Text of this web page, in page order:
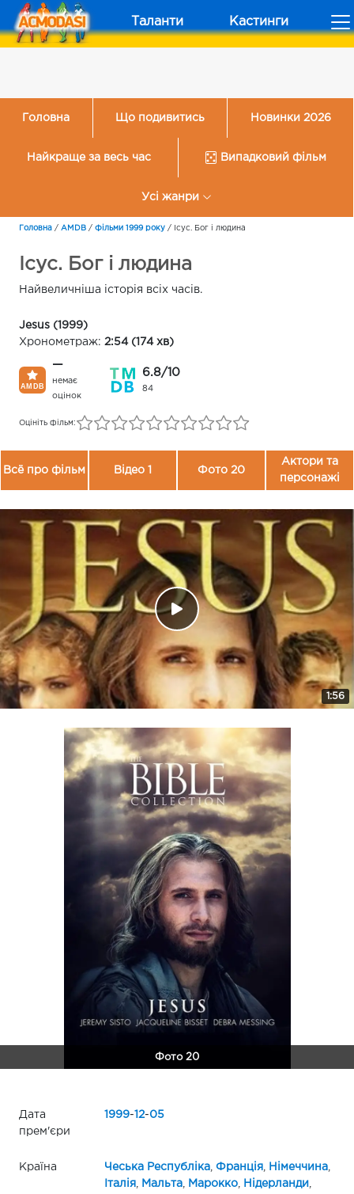
Таланти Кастинги
Головна Що подивитись Новинки 2026
Найкраще за весь час Випадковий фільм
Усі жанри
Головна / AMDB / Фільми 1999 року / Ісус. Бог і людина
Ісус. Бог і людина
Найвеличніша історія всіх часів.
Jesus (1999)
Хронометраж: 2:54 (174 хв)
—
немає
оцінок
6.8/10
84
Оцініть фільм:
Всё про фільм Відео 1 Фото 20
Актори та
персонажі
1:56
Фото 20
Дата
прем'єри
1999-12-05
Країна Чеська Республіка, Франція, Німеччина,
Італія, Мальта, Марокко, Нідерланди